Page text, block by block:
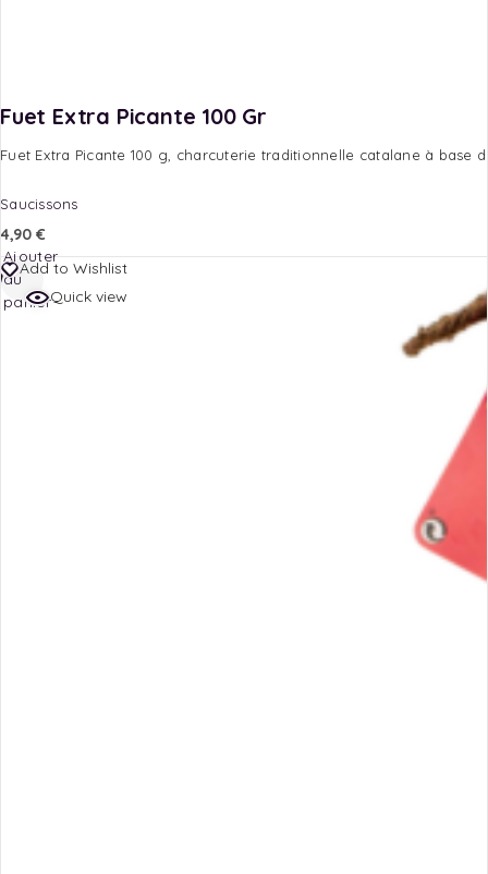
Fuet Extra Picante 100 Gr
Fuet Extra Picante 100 g, charcuterie traditionnelle catalane à
Saucissons
4,90 €
Add to Wishlist
Quick view
Ajouter
au
panier